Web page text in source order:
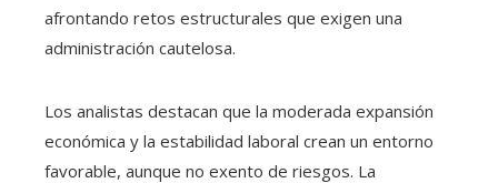
afrontando retos estructurales que exigen una
administración cautelosa.
Los analistas destacan que la moderada expansión
económica y la estabilidad laboral crean un entorno
favorable, aunque no exento de riesgos. La